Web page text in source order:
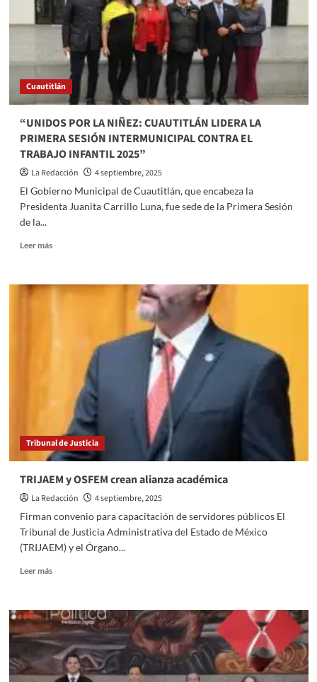
con
métodos
caseros?:
expertos
recomiendan
Cuautitlán
“UNIDOS POR LA NIÑEZ: CUAUTITLÁN LIDERA LA
PRIMERA SESIÓN INTERMUNICIPAL CONTRA EL
TRABAJO INFANTIL 2025”
La Redacción
4 septiembre, 2025
El Gobierno Municipal de Cuautitlán, que encabeza la
Presidenta Juanita Carrillo Luna, fue sede de la Primera Sesión
de la...
Leer másRead
“UNIDOS
PRIMERA
SESIÓN
INTERMUNICIPAL
CONTRA
TRABAJO
INFANTIL
Tribunal de Justicia
TRIJAEM y OSFEM crean alianza académica
La Redacción
4 septiembre, 2025
Firman convenio para capacitación de servidores públicos El
Tribunal de Justicia Administrativa del Estado de México
(TRIJAEM) y el Órgano...
Leer másRead
TRIJAEM
y
OSFEM
crean
alianza
académica